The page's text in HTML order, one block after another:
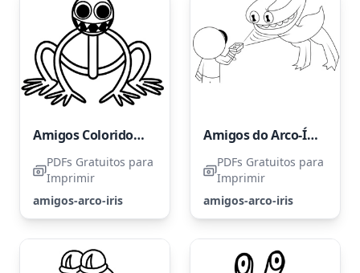
Amigos Coloridos Sob o Arco-Íris Roxo
PDFs Gratuitos para
Imprimir
amigos-arco-iris
Amigos do Arco-Íris Ciano
PDFs Gratuitos para
Imprimir
amigos-arco-iris